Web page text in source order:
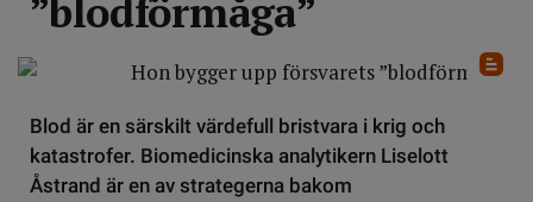
”blodförmåga”
Blod är en särskilt värdefull bristvara i krig och
katastrofer. Biomedicinska analytikern Liselott
Åstrand är en av strategerna bakom